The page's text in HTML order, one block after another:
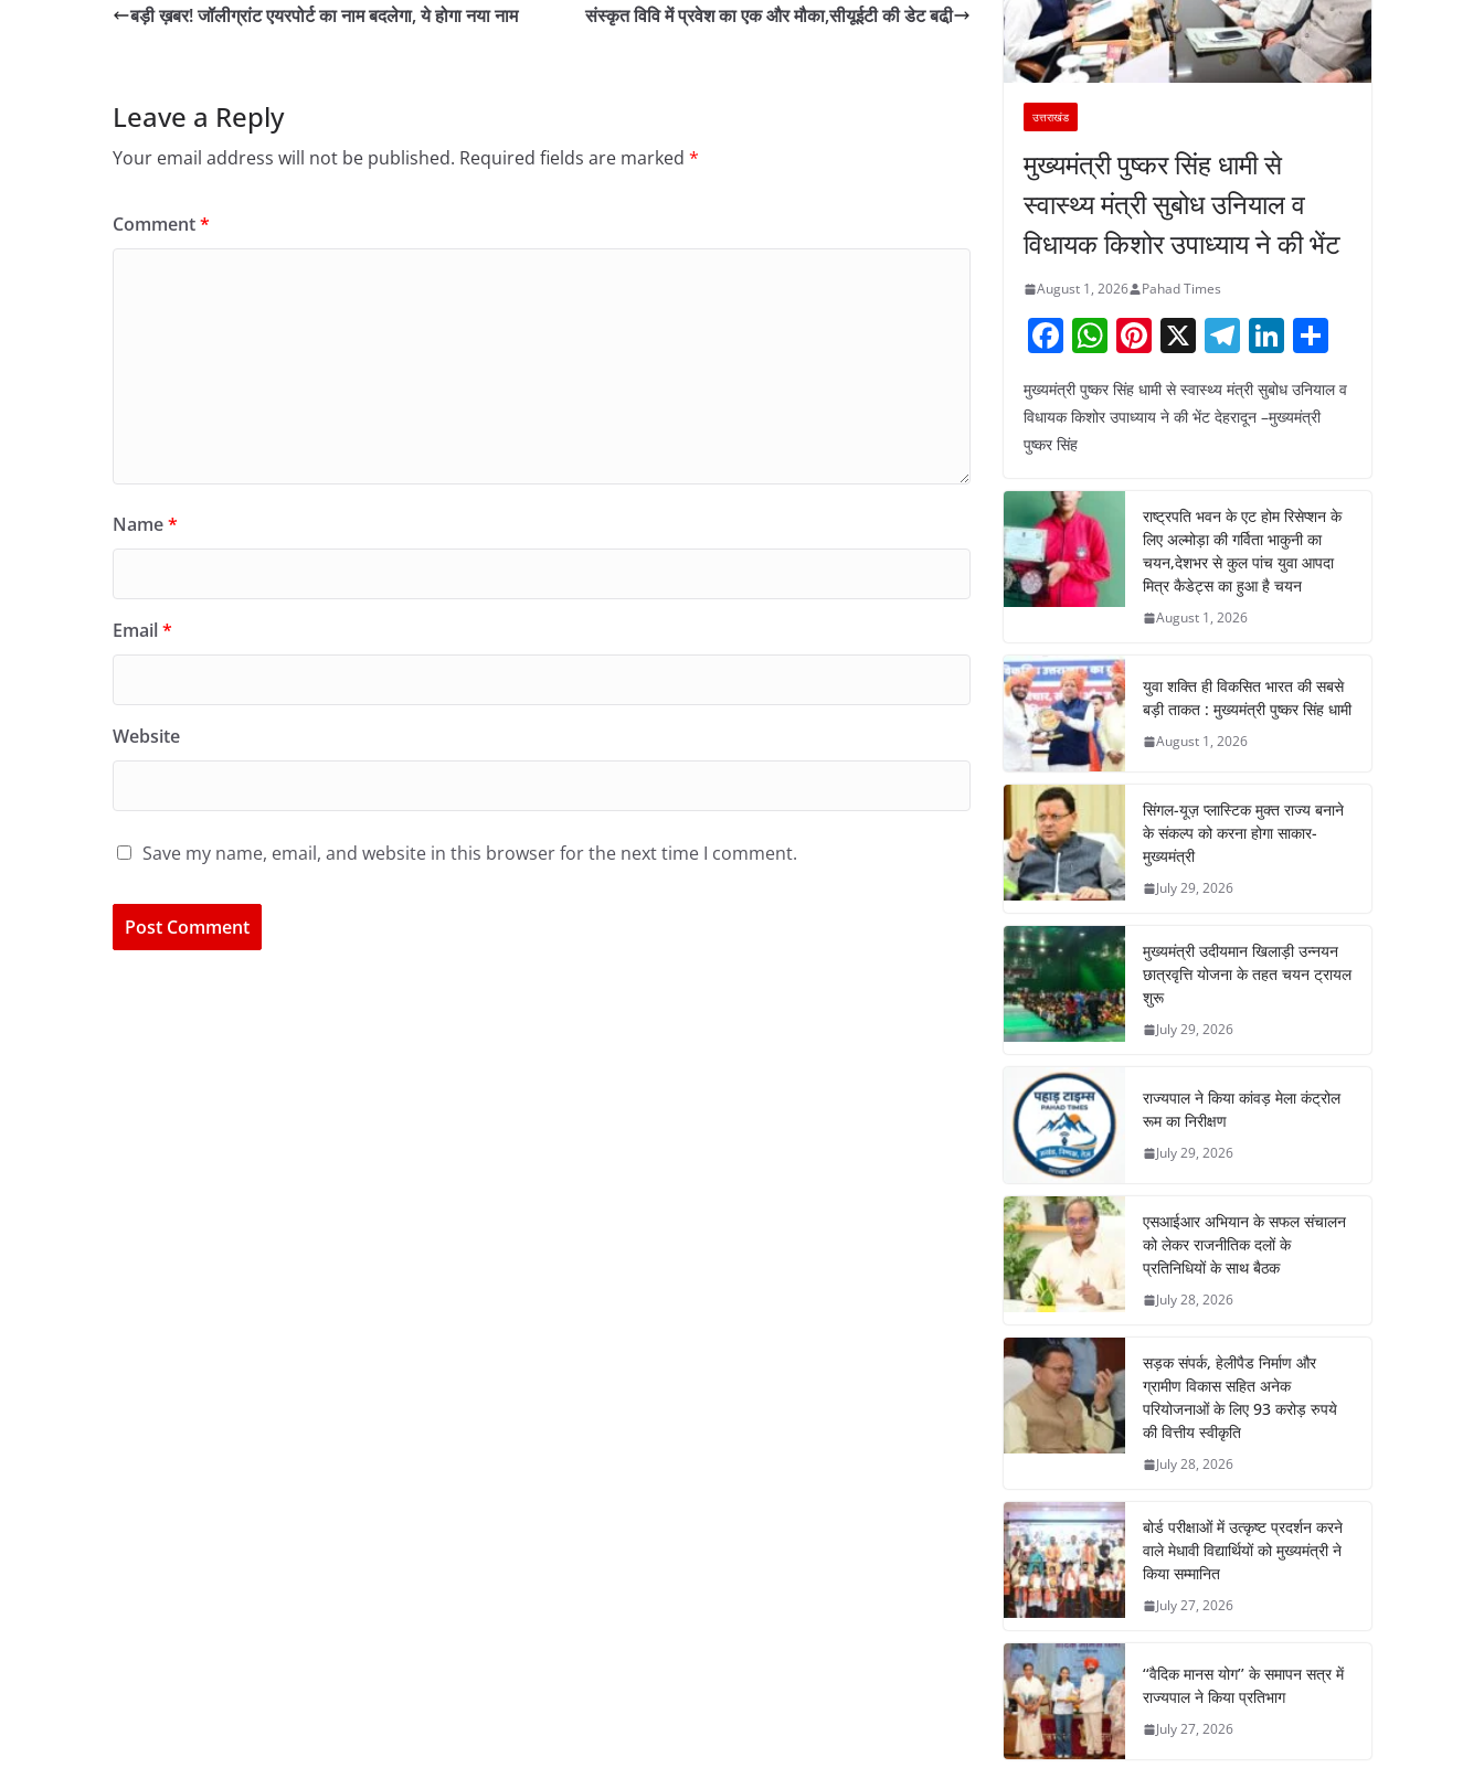
बड़ी ख़बर! जॉलीग्रांट एयरपोर्ट का नाम बदलेगा, ये होगा नया नाम संस्कृत विवि में प्रवेश का एक और मौका,सीयूईटी की डेट बढी़
Leave a Reply
Your email address will not be published. Required fields are marked *
Comment*
Name*
Email*
Website
Save my name, email, and website in this browser for the next time I comment.
उत्तराखंड
मुख्यमंत्री पुष्कर सिंह धामी से
स्वास्थ्य मंत्री सुबोध उनियाल व
विधायक किशोर उपाध्याय ने की भेंट
August 1, 2026 Pahad Times
F
a
c
e
o
o
k
W
h
at
p
Pi
nt
er
X T
el
e
gr
m
Li
n
k
n
ar
मुख्यमंत्री पुष्कर सिंह धामी से स्वास्थ्य मंत्री सुबोध उनियाल व
विधायक किशोर उपाध्याय ने की भेंट देहरादून –मुख्यमंत्री
पुष्कर सिंह
राष्ट्रपति भवन के एट होम रिसेप्शन के
लिए अल्मोड़ा की गर्विता भाकुनी का
चयन,देशभर से कुल पांच युवा आपदा
मित्र कैडेट्स का हुआ है चयन
August 1, 2026
युवा शक्ति ही विकसित भारत की सबसे
बड़ी ताकत : मुख्यमंत्री पुष्कर सिंह धामी
August 1, 2026
सिंगल-यूज़ प्लास्टिक मुक्त राज्य बनाने
के संकल्प को करना होगा साकार-
मुख्यमंत्री
July 29, 2026
मुख्यमंत्री उदीयमान खिलाड़ी उन्नयन
छात्रवृत्ति योजना के तहत चयन ट्रायल
शुरू
July 29, 2026
राज्यपाल ने किया कांवड़ मेला कंट्रोल
रूम का निरीक्षण
July 29, 2026
एसआईआर अभियान के सफल संचालन
को लेकर राजनीतिक दलों के
प्रतिनिधियों के साथ बैठक
July 28, 2026
सड़क संपर्क, हेलीपैड निर्माण और
ग्रामीण विकास सहित अनेक
परियोजनाओं के लिए 93 करोड़ रुपये
की वित्तीय स्वीकृति
July 28, 2026
बोर्ड परीक्षाओं में उत्कृष्ट प्रदर्शन करने
वाले मेधावी विद्यार्थियों को मुख्यमंत्री ने
किया सम्मानित
July 27, 2026
‘‘वैदिक मानस योग’’ के समापन सत्र में
राज्यपाल ने किया प्रतिभाग
July 27, 2026